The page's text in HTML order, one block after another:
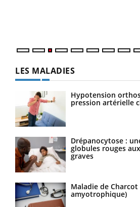
LES MALADIES
Hypotension
pression artérielle
Drépanocytose :
globules rouges
graves
Maladie de
amyotrophique)